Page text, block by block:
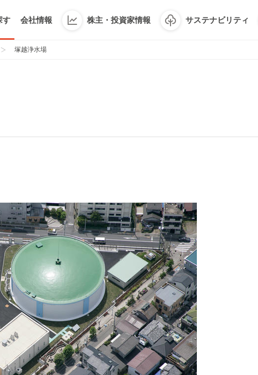
す 会社情報 株主・投資家情報 サステナビリティ
塚越浄水場